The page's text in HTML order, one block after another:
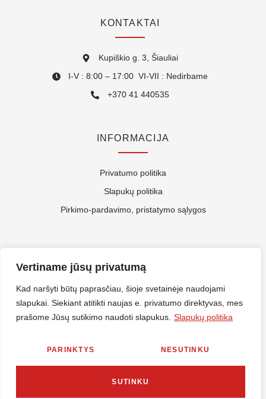
Vertiname jūsų privatumą
Kad naršyti būtų paprasčiau, šioje svetainėje naudojami
slapukai. Siekiant atitikti naujas e. privatumo direktyvas, mes
prašome Jūsų sutikimo naudoti slapukus. Slapukų politika
PARINKTYS NESUTINKU
SUTINKU
KONTAKTAI
Kupiškio g. 3, Šiauliai
I-V : 8:00 – 17:00 VI-VII : Nedirbame
+370 41 440535
INFORMACIJA
Privatumo politika
Slapukų politika
Pirkimo-pardavimo, pristatymo sąlygos
Kontaktai
Rekvizitai
ES Parama
© 2026 Nirlitalt.lt Visos teisės saugomos. Sprendimas